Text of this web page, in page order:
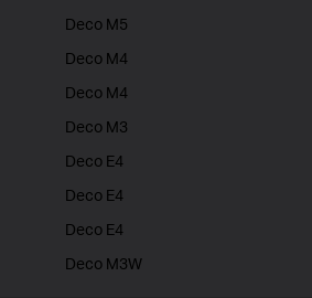
Deco M5
Deco M4
Deco M4
Deco M3
Deco E4
Deco E4
Deco E4
Deco M3W